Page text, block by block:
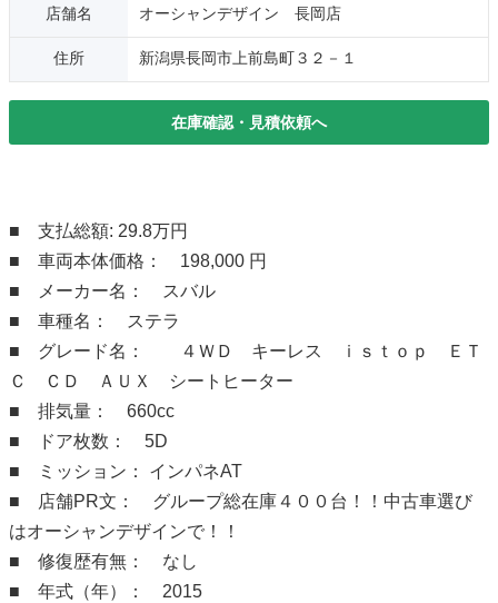
店舗名 オーシャンデザイン 長岡店
住所 新潟県長岡市上前島町３２－１
在庫確認・見積依頼へ
■ 支払総額: 29.8万円
■ 車両本体価格： 198,000 円
■ メーカー名： スバル
■ 車種名： ステラ
■ グレード名： ４ＷＤ キーレス ｉｓｔｏｐ ＥＴ
Ｃ ＣＤ ＡＵＸ シートヒーター
■ 排気量： 660cc
■ ドア枚数： 5D
■ ミッション： インパネAT
■ 店舗PR文： グループ総在庫４００台！！中古車選び
はオーシャンデザインで！！
■ 修復歴有無： なし
■ 年式（年）： 2015